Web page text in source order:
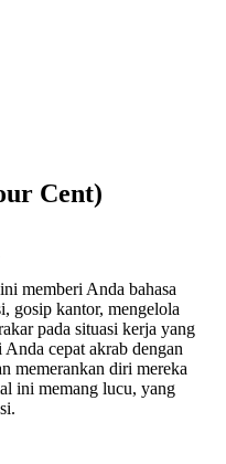
Cent)
memberi Anda bahasa
gosip kantor, mengelola
pada situasi kerja yang
cepat akrab dengan
memerankan diri mereka
ini memang lucu, yang